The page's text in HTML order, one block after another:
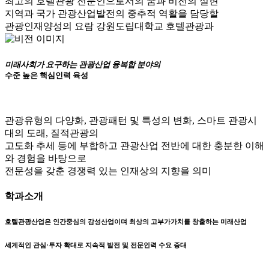
지역과 국가 관광산업발전의 중추적 역활을 담당할
관광인재양성의 요람 강원도립대학교 호텔관광과
미래사회가 요구하는 관광산업 융복합 분야의
수준 높은 핵심인력 육성
관광유형의 다양화, 관광패턴 및 특성의 변화, 스마트 관광시
대의 도래, 질적관광의
고도화 추세 등에 부합하고 관광산업 전반에 대한 충분한 이해
와 경험을 바탕으로
전문성을 갖춘 경쟁력 있는 인재상의 지향을 의미
학과소개
호텔관광산업은 인간중심의 감성산업이며 최상의 고부가가치를 창출하는 미래산업
세계적인 관심·투자 확대로 지속적 발전 및 전문인력 수요 증대